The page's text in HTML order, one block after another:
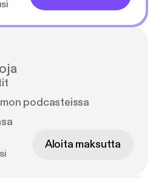
podcasteissa
Aloita maksutta